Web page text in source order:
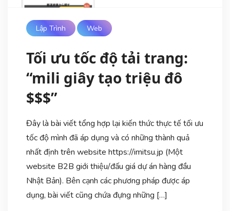
Lập Trình Web
Tối ưu tốc độ tải trang:
“mili giây tạo triệu đô
$$$”
Đây là bài viết tổng hợp lại kiến thức thực tế tối ưu
tốc độ mình đã áp dụng và có những thành quả
nhất định trên website https://imitsu.jp (Một
website B2B giới thiệu/đấu giá dự án hàng đầu
Nhật Bản). Bên cạnh các phương pháp được áp
dụng, bài viết cũng chứa đựng những […]